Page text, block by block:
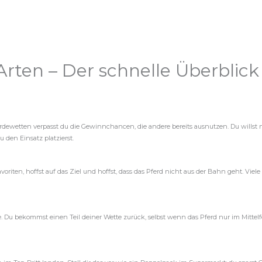
– Der schnelle Überblick
verpasst du die Gewinnchancen, die andere bereits ausnutzen. Du
den Einsatz platzierst.
hoffst auf das Ziel und hoffst, dass das Pferd nicht aus der Bahn geht.
bekommst einen Teil deiner Wette zurück, selbst wenn das Pferd nur im